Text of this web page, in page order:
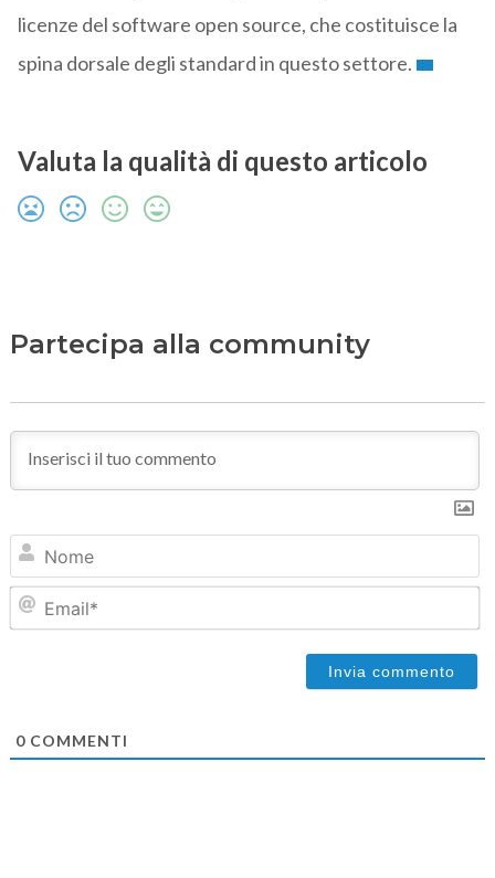
licenze del software open source, che costituisce la
spina dorsale degli standard in questo settore.
Valuta la qualità di questo articolo
Partecipa alla community
0COMMENTI